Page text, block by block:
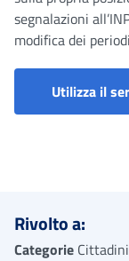
segnalazioni
modifica dei
Utilizza il
Rivolto a:
Categorie Cittadini